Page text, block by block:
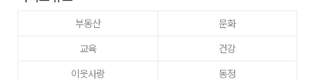
부동산
문화
교육
건강
이웃사랑
동정